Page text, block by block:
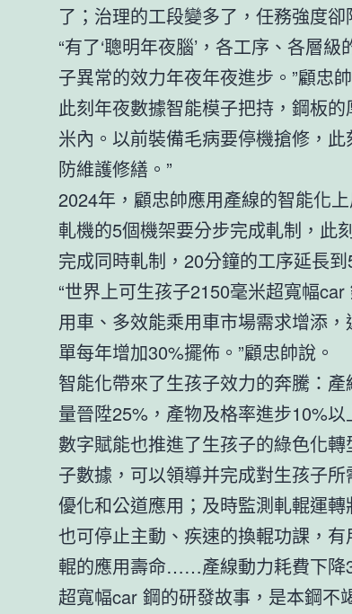
了；治理的工段變多了，任務強度卻
“有了‘聰明年夜腦’，各工序、各層
子異常的效力年夜年夜進步。”顧忠
此刻年夜數據智能模子把持，鋼板
米內。以前裝備毛病要停機搶修，
防維護修繕。”
2024年，顧忠帥應用產線的智能化
軋機的5個機架要分步完成軋制，此
完成同時軋制，20分鐘的工序延長到
“世界上可生孩子2150毫米超寬幅
用車、多效能乘用車市場需求增添
單每年增加30%擺佈。”顧忠帥說。
智能化帶來了生孩子效力的奔騰：
量晉陞25%，產物及格率進步10%以
數字賦能也推進了生孩子的綠色化
子數據，可以領導并完成對生孩子
優化和公道應用；及時監測軋輥運
也可停止主動、疾速的換輥功課，
輥的應用壽命……產線動力耗費下降
超寬幅car 鋼的研發故事，是本鋼不